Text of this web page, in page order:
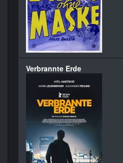
Verbrannte Erde